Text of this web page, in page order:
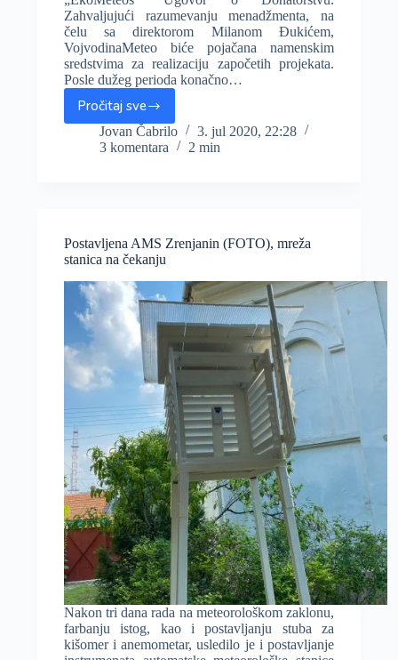
Zahvaljujući razumevanju menadžmenta, na
čelu sa direktorom Milanom Đukićem,
VojvodinaMeteo biće pojačana namenskim
sredstvima za realizaciju započetih projekata.
Posle dužeg perioda konačno…
Pročitaj sve
Novi
Sad
–
predstoje
radovi
NWP
modelu
mreži
AMS
Jovan Čabrilo
3. jul 2020, 22:28
3 komentara
2 min
Postavljena AMS Zrenjanin (FOTO), mreža
stanica na čekanju
Nakon tri dana rada na meteorološkom zaklonu,
farbanju istog, kao i postavljanju stuba za
kišomer i anemometar, usledilo je i postavljanje